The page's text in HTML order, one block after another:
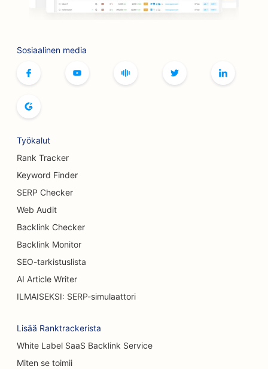
Botox- ja täyteainepalveluiden
SEO panimoille
SEO rintojen suurennuspalveluille
SEO hampurilaisautoille
SEO palovammakirurgeille
SEO kahviloille
SEO Kakkukaupoille
SEO matto &amp; lattia myymälöissä
SEO autopesuille
Sosiaalinen media
Työkalut
Rank Tracker
Keyword Finder
SERP Checker
Web Audit
Backlink Checker
Backlink Monitor
SEO-tarkistuslista
AI Article Writer
ILMAISEKSI: SERP-simulaattori
Lisää Ranktrackerista
White Label SaaS Backlink Service
Miten se toimii